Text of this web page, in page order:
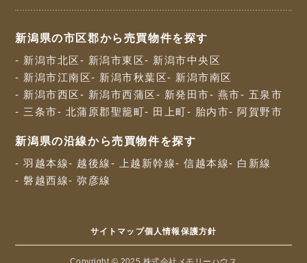
新潟県の市区郡から売買物件を探す
- 新潟市北区 - 新潟市東区- 新潟市中央区
- 新潟市江南区- 新潟市秋葉区- 新潟市南区
- 新潟市西区 - 新潟市西蒲区 - 新発田市- 燕市- 五泉市
- 三条市- 北蒲原郡聖籠町- 田上町- 胎内市- 阿賀野市
新潟県の沿線から売買物件を探す
- 羽越本線- 越後線- 上越新幹線- 信越本線- 白新線
- 磐越西線- 弥彦線
サイトマップ個人情報保護方針